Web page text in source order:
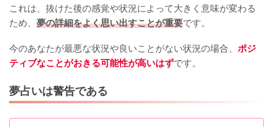
これは、抜けた後の感覚や状況によって大きく意味が変わる
ため、 夢の詳細をよく思い出すことが重要です。
今のあなたが最悪な状況や良いことがない状況の場合、 ポジ
ティブなことがおきる可能性が高いはずです。
夢占いは警告である